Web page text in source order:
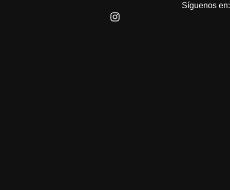
Síguenos en: